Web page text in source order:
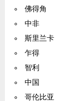
佛得角
中非
斯里兰卡
乍得
智利
中国
哥伦比亚